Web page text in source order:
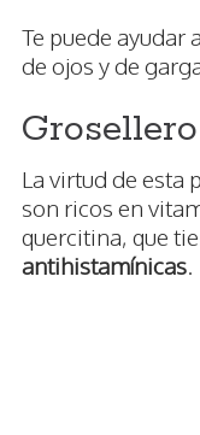
Te puede ayudar a
de ojos y de
La virtud de esta
son ricos en
quercitina, que
antihistamínicas